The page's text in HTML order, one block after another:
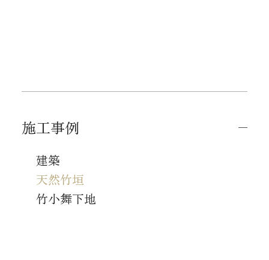
施工事例
建築
天然竹垣
竹小舞下地